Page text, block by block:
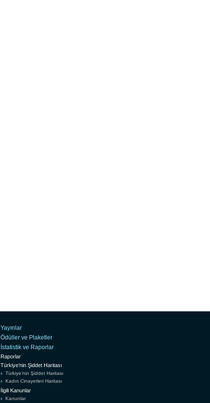
Yayınlar
Ödüller ve Plaketler
İstatistik ve Raporlar
Raporlar
Türkiye’nin Şiddet Haritası
Türkiye’nin Şiddet Haritası
Kadın Cinayetleri Haritası
İlgili Kanunlar
Kanunlar